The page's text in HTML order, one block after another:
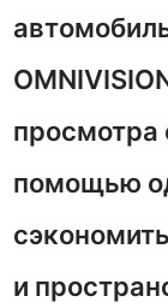
просмотра
помощью
и